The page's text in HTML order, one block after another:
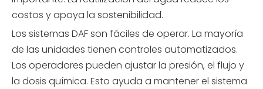
costos y apoya la sostenibilidad.
Los sistemas DAF son fáciles de operar. La mayoría
de las unidades tienen controles automatizados.
Los operadores pueden ajustar la presión, el flujo y
la dosis química. Esto ayuda a mantener el sistema